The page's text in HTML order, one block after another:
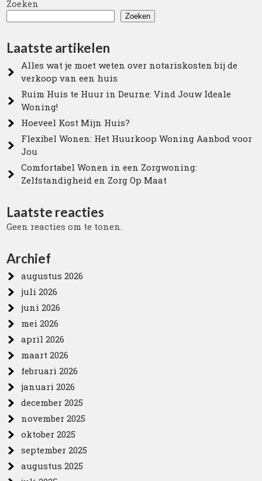
Zoeken
Zoeken
Laatste artikelen
Alles wat je moet weten over notariskosten bij de
verkoop van een huis
Ruim Huis te Huur in Deurne: Vind Jouw Ideale
Woning!
Hoeveel Kost Mijn Huis?
Flexibel Wonen: Het Huurkoop Woning Aanbod voor
Jou
Comfortabel Wonen in een Zorgwoning:
Zelfstandigheid en Zorg Op Maat
Laatste reacties
Geen reacties om te tonen.
Archief
augustus 2026
juli 2026
juni 2026
mei 2026
april 2026
maart 2026
februari 2026
januari 2026
december 2025
november 2025
oktober 2025
september 2025
augustus 2025